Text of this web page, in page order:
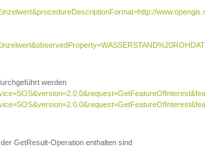
werden
GetResult-Operation enthalten sind